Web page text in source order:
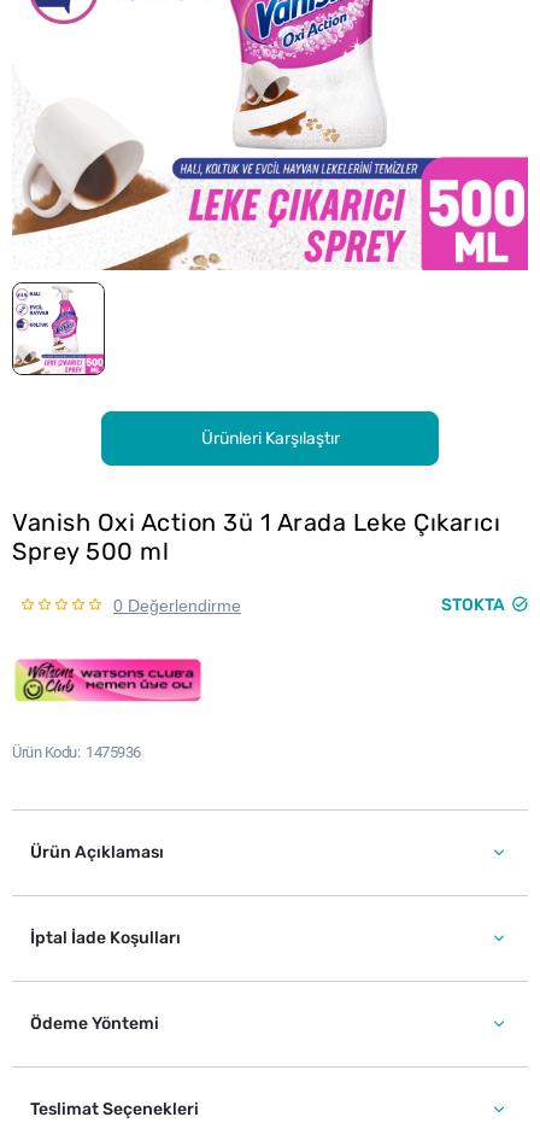
Ürünleri Karşılaştır
Vanish Oxi Action 3ü 1 Arada Leke Çıkarıcı
Sprey 500 ml
0 Değerlendirme STOKTA
Ürün Kodu 1475936
Ürün Açıklaması
İptal İade Koşulları
Ödeme Yöntemi
Teslimat Seçenekleri